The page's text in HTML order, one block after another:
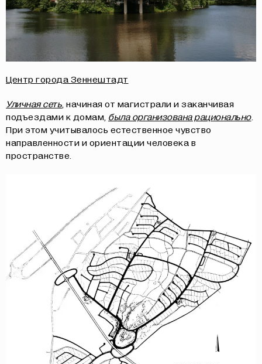
Центр города Зеннештадт
Уличная сеть , начиная от магистрали и заканчивая
подъездами к домам, была организована рационально.
При этом учитывалось естественное чувство
направленности и ориентации человека в
пространстве.